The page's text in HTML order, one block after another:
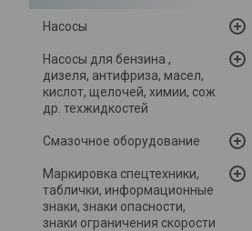
Насосы
Насосы для бензина ,
дизеля, антифриза, масел,
кислот, щелочей, химии, сож
др. техжидкостей
Смазочное оборудование
Маркировка спецтехники,
таблички, информационные
знаки, знаки опасности,
знаки ограничения скорости